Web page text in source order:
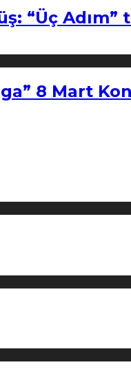
“Üç
8 Mart